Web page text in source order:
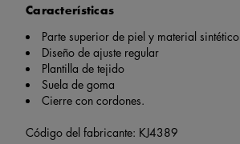
Características
Parte superior de piel y material sintético
Diseño de ajuste regular
Plantilla de tejido
Suela de goma
Cierre con cordones.
Código del fabricante: KJ4389